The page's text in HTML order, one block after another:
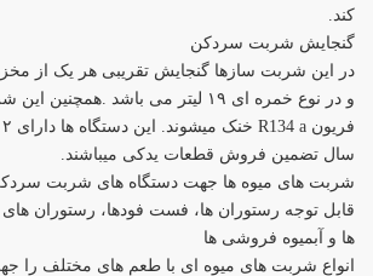
کند.
گنجایش شربت سردکن
و در نوع خمره ای ۱۹ لیتر می باشد
سال تضمین فروش قطعات یدکی میباشند.
شربت های میوه ها جهت دستگاه های شربت
قابل توجه رستوران ها، فست فودها، رستوران های
ها و آبمیوه فروشی ها
انواع شربت های میوه ای با طعم های مختلف را